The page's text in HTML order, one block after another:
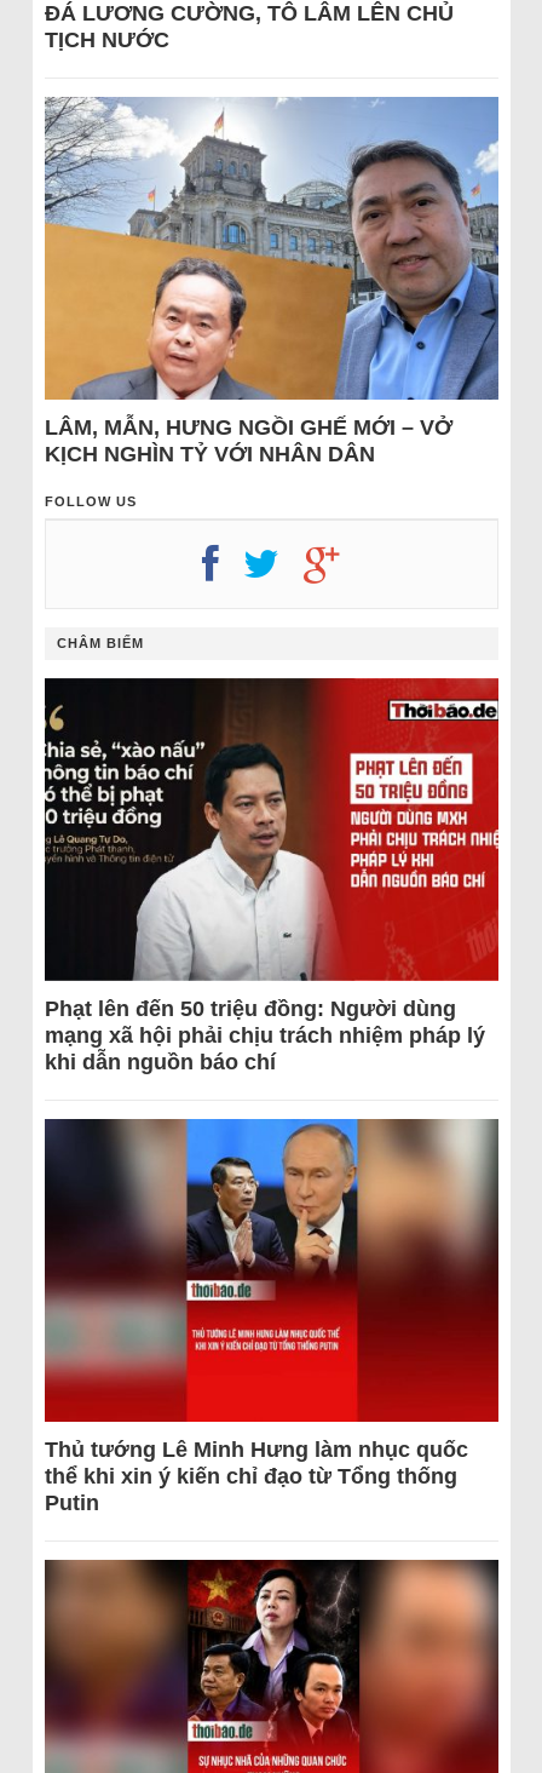
ĐÁ LƯƠNG CƯỜNG, TÔ LÂM LÊN CHỦ
TỊCH NƯỚC
LÂM, MẪN, HƯNG NGỒI GHẾ MỚI – VỞ
KỊCH NGHÌN TỶ VỚI NHÂN DÂN
FOLLOW US
CHÂM BIẾM
Phạt lên đến 50 triệu đồng: Người dùng
mạng xã hội phải chịu trách nhiệm pháp lý
khi dẫn nguồn báo chí
Thủ tướng Lê Minh Hưng làm nhục quốc
thể khi xin ý kiến chỉ đạo từ Tổng thống
Putin